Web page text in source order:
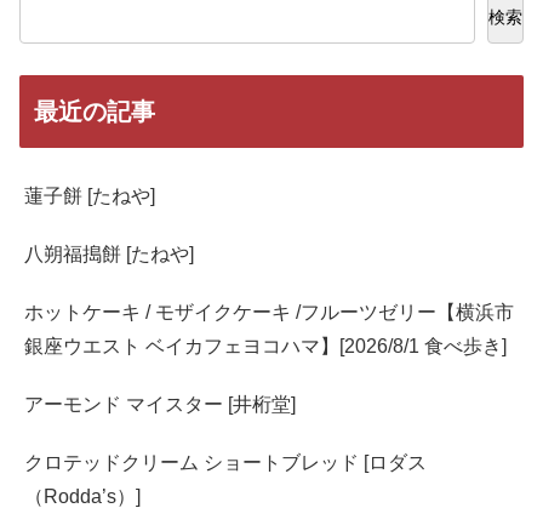
検索
最近の記事
蓮子餅 [たねや]
八朔福搗餅 [たねや]
ホットケーキ / モザイクケーキ /フルーツゼリー【横浜市
銀座ウエスト ベイカフェヨコハマ】[2026/8/1 食べ歩き]
アーモンド マイスター [井桁堂]
クロテッドクリーム ショートブレッド [ロダス
（Rodda’s）]